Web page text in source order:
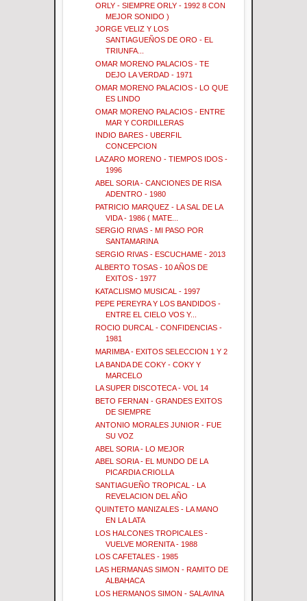
ORLY - SIEMPRE ORLY - 1992 8 CON
MEJOR SONIDO )
JORGE VELIZ Y LOS
SANTIAGUEÑOS DE ORO - EL
TRIUNFA...
OMAR MORENO PALACIOS - TE
DEJO LA VERDAD - 1971
OMAR MORENO PALACIOS - LO QUE
ES LINDO
OMAR MORENO PALACIOS - ENTRE
MAR Y CORDILLERAS
INDIO BARES - UBERFIL
CONCEPCION
LAZARO MORENO - TIEMPOS IDOS -
1996
ABEL SORIA - CANCIONES DE RISA
ADENTRO - 1980
PATRICIO MARQUEZ - LA SAL DE LA
VIDA - 1986 ( MATE...
SERGIO RIVAS - MI PASO POR
SANTAMARINA
SERGIO RIVAS - ESCUCHAME - 2013
ALBERTO TOSAS - 10 AÑOS DE
EXITOS - 1977
KATACLISMO MUSICAL - 1997
PEPE PEREYRA Y LOS BANDIDOS -
ENTRE EL CIELO VOS Y...
ROCIO DURCAL - CONFIDENCIAS -
1981
MARIMBA - EXITOS SELECCION 1 Y 2
LA BANDA DE COKY - COKY Y
MARCELO
LA SUPER DISCOTECA - VOL 14
BETO FERNAN - GRANDES EXITOS
DE SIEMPRE
ANTONIO MORALES JUNIOR - FUE
SU VOZ
ABEL SORIA - LO MEJOR
ABEL SORIA - EL MUNDO DE LA
PICARDIA CRIOLLA
SANTIAGUEÑO TROPICAL - LA
REVELACION DEL AÑO
QUINTETO MANIZALES - LA MANO
EN LA LATA
LOS HALCONES TROPICALES -
VUELVE MORENITA - 1988
LOS CAFETALES - 1985
LAS HERMANAS SIMON - RAMITO DE
ALBAHACA
LOS HERMANOS SIMON - SALAVINA